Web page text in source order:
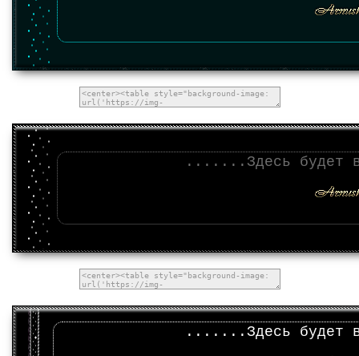
.......Здесь будет
.......Здесь будет